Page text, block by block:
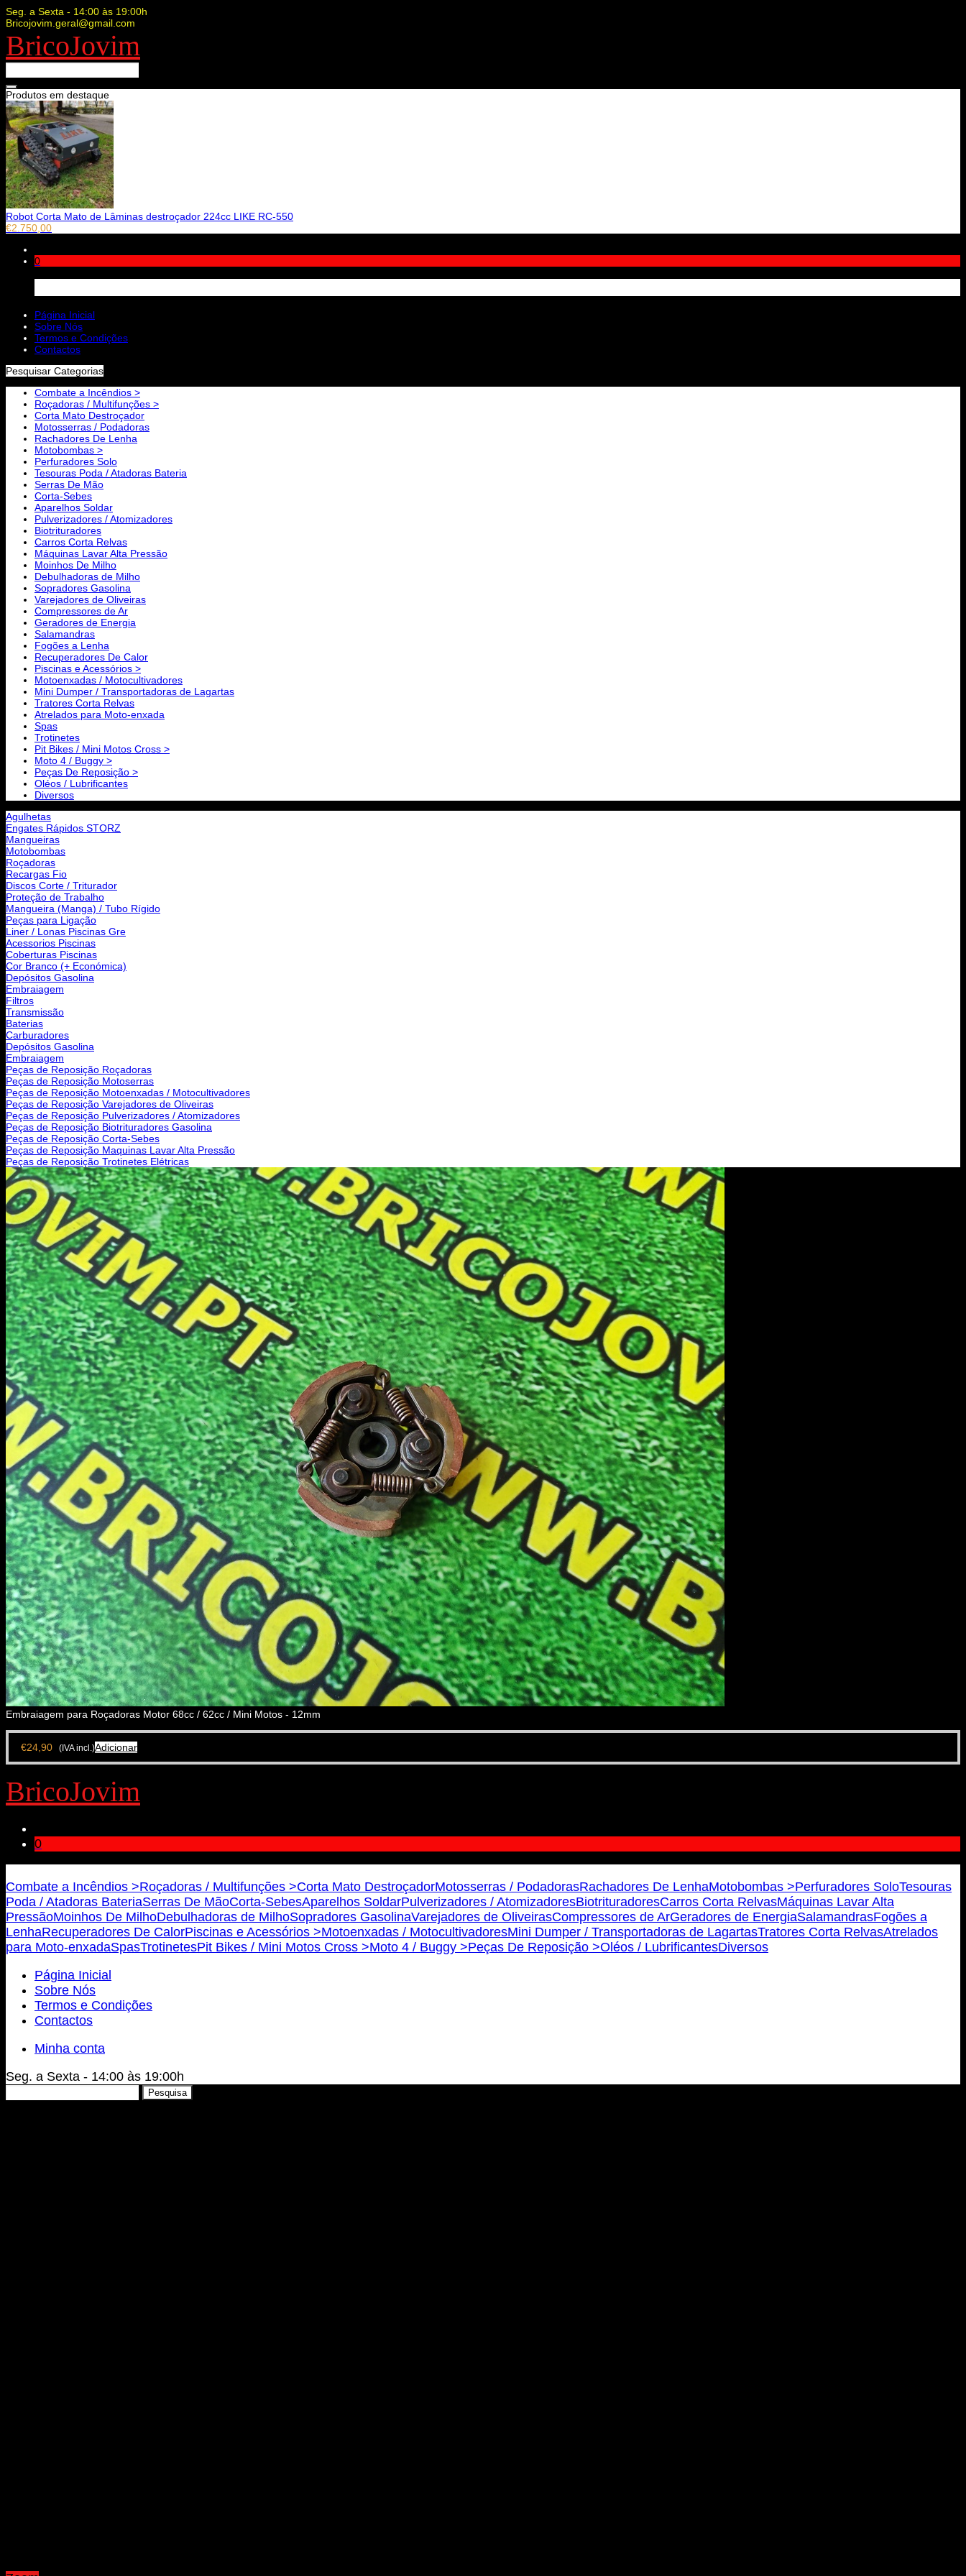
Seg. a Sexta - 14:00 às 19:00h
Bricojovim.geral@gmail.com
BricoJovim
Produtos em destaque
Robot Corta Mato de Lâminas destroçador 224cc LIKE RC-550
€2.750,00
0
Página Inicial
Sobre Nós
Termos e Condições
Contactos
Pesquisar Categorias
Combate a Incêndios >
Roçadoras / Multifunções >
Corta Mato Destroçador
Motosserras / Podadoras
Rachadores De Lenha
Motobombas >
Perfuradores Solo
Tesouras Poda / Atadoras Bateria
Serras De Mão
Corta-Sebes
Aparelhos Soldar
Pulverizadores / Atomizadores
Biotrituradores
Carros Corta Relvas
Máquinas Lavar Alta Pressão
Moinhos De Milho
Debulhadoras de Milho
Sopradores Gasolina
Varejadores de Oliveiras
Compressores de Ar
Geradores de Energia
Salamandras
Fogões a Lenha
Recuperadores De Calor
Piscinas e Acessórios >
Motoenxadas / Motocultivadores
Mini Dumper / Transportadoras de Lagartas
Tratores Corta Relvas
Atrelados para Moto-enxada
Spas
Trotinetes
Pit Bikes / Mini Motos Cross >
Moto 4 / Buggy >
Peças De Reposição >
Oléos / Lubrificantes
Diversos
Agulhetas
Engates Rápidos STORZ
Mangueiras
Motobombas
Roçadoras
Recargas Fio
Discos Corte / Triturador
Proteção de Trabalho
Mangueira (Manga) / Tubo Rígido
Peças para Ligação
Liner / Lonas Piscinas Gre
Acessorios Piscinas
Coberturas Piscinas
Cor Branco (+ Económica)
Depósitos Gasolina
Embraiagem
Filtros
Transmissão
Baterias
Carburadores
Depósitos Gasolina
Embraiagem
Peças de Reposição Roçadoras
Peças de Reposição Motoserras
Peças de Reposição Motoenxadas / Motocultivadores
Peças de Reposição Varejadores de Oliveiras
Peças de Reposição Pulverizadores / Atomizadores
Peças de Reposição Biotrituradores Gasolina
Peças de Reposição Corta-Sebes
Peças de Reposição Maquinas Lavar Alta Pressão
Peças de Reposição Trotinetes Elétricas
Embraiagem para Roçadoras Motor 68cc / 62cc / Mini Motos - 12mm
€24,90 (IVA incl.)Adicionar
BricoJovim
0
Combate a Incêndios >Roçadoras / Multifunções >Corta Mato DestroçadorMotosserras / PodadorasRachadores De LenhaMotobombas >Perfuradores SoloTesouras
Poda / Atadoras BateriaSerras De MãoCorta-SebesAparelhos SoldarPulverizadores / AtomizadoresBiotrituradoresCarros Corta RelvasMáquinas Lavar Alta
PressãoMoinhos De MilhoDebulhadoras de MilhoSopradores GasolinaVarejadores de OliveirasCompressores de ArGeradores de EnergiaSalamandrasFogões a
LenhaRecuperadores De CalorPiscinas e Acessórios >Motoenxadas / MotocultivadoresMini Dumper / Transportadoras de LagartasTratores Corta RelvasAtrelados
para Moto-enxadaSpasTrotinetesPit Bikes / Mini Motos Cross >Moto 4 / Buggy >Peças De Reposição >Oléos / LubrificantesDiversos
Página Inicial
Sobre Nós
Termos e Condições
Contactos
Minha conta
Seg. a Sexta - 14:00 às 19:00h
Pesquisa